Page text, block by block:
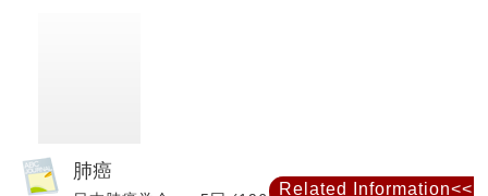
肺癌
Related Information<<